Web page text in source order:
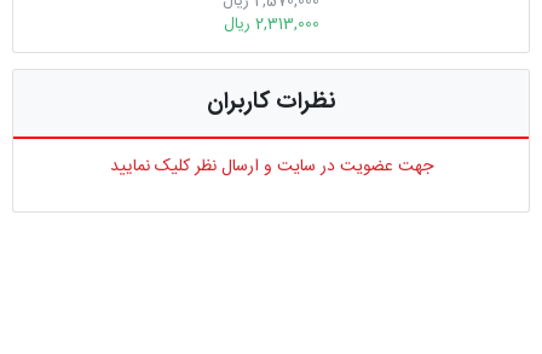
2,313,000 ریال
نظرات کاربران
جهت عضویت در سایت و ارسال نظر کلیک نمایید